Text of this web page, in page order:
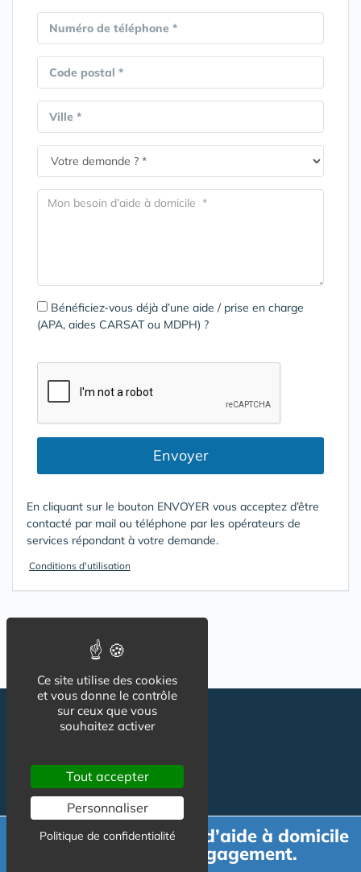
Numéro de téléphone *
Code postal *
Ville *
Bénéficiez-vous déjà d’une aide / prise en charge
(APA, aides CARSAT ou MDPH) ?
Envoyer
En cliquant sur le bouton ENVOYER vous acceptez d’être
contacté par mail ou téléphone par les opérateurs de
services répondant à votre demande.
Conditions d'utilisation
CGU
Mentions légales
Charte
Demande de devis d’aide à domicile
gratuit et sans engagement.
Ce site utilise des cookies
et vous donne le contrôle
sur ceux que vous
souhaitez activer
Tout accepter
Personnaliser
Politique de confidentialité